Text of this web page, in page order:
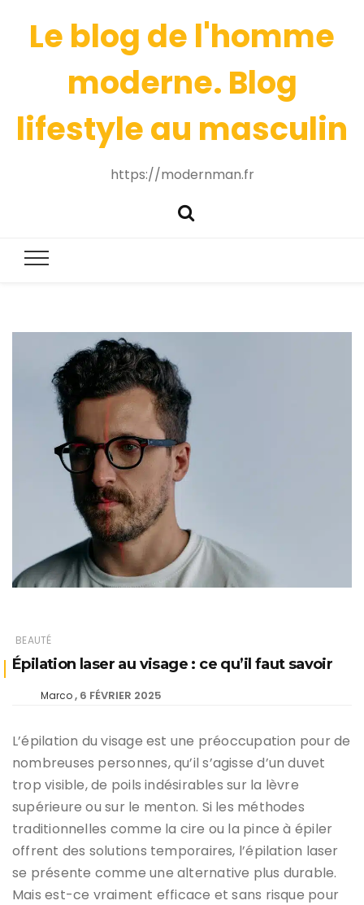
Le blog de l'homme
moderne. Blog
lifestyle au masculin
https://modernman.fr
BEAUTÉ
Épilation laser au visage : ce qu’il faut savoir
Marco 6 FÉVRIER 2025
L’épilation du visage est une préoccupation pour de
nombreuses personnes, qu’il s’agisse d’un duvet
trop visible, de poils indésirables sur la lèvre
supérieure ou sur le menton. Si les méthodes
traditionnelles comme la cire ou la pince à épiler
offrent des solutions temporaires, l’épilation laser
se présente comme une alternative plus durable.
Mais est-ce vraiment efficace et sans risque pour